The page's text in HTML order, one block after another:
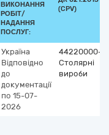
ВИКОНАННЯ
РОБІТ/
НАДАННЯ
ПОСЛУГ:
(CPV)
Україна
Відповідно
до
документації
по 15-07-
2026
44220000-8
Столярні
вироби